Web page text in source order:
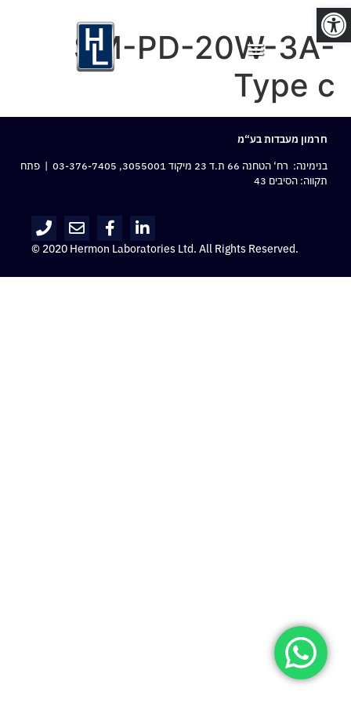
פתח סרגל נגישות
SM-PD-20W-3A-
Type c
חרמון מעבדות בע“מ
בנימינה: רח‘ הטחנה 66 ת.ד 23 מיקוד 3055001,
03-376-7405 | פתח
תקווה: הסיבים 43
© 2020 Hermon Laboratories Ltd. All Rights Reserved.